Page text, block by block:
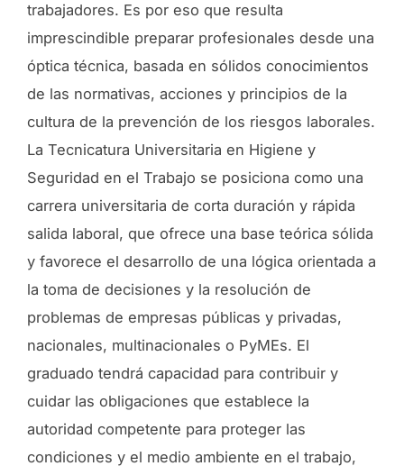
trabajadores. Es por eso que resulta
imprescindible preparar profesionales desde una
óptica técnica, basada en sólidos conocimientos
de las normativas, acciones y principios de la
cultura de la prevención de los riesgos laborales.
La Tecnicatura Universitaria en Higiene y
Seguridad en el Trabajo se posiciona como una
carrera universitaria de corta duración y rápida
salida laboral, que ofrece una base teórica sólida
y favorece el desarrollo de una lógica orientada a
la toma de decisiones y la resolución de
problemas de empresas públicas y privadas,
nacionales, multinacionales o PyMEs. El
graduado tendrá capacidad para contribuir y
cuidar las obligaciones que establece la
autoridad competente para proteger las
condiciones y el medio ambiente en el trabajo,